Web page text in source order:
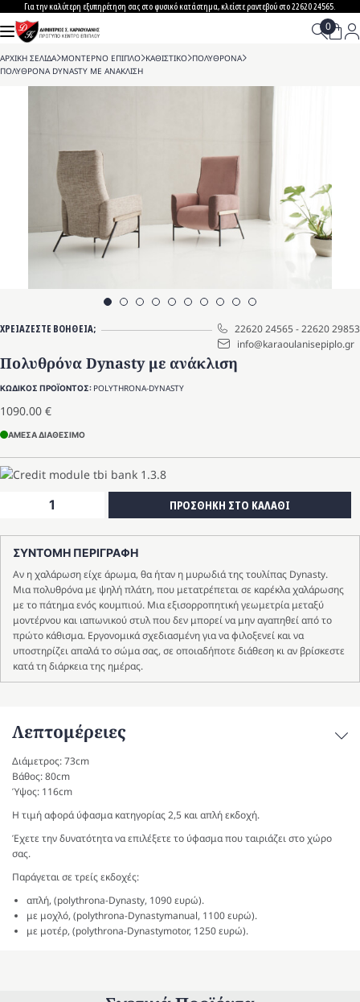
to
content
Για την καλύτερη εξυπηρέτηση σας στο φυσικό κατάστημα, κλείστε ραντεβού στο 22620 24565.
ΑΡΧΙΚΗ ΣΕΛΙΔΑ>ΜΟΝΤΕΡΝΟ ΕΠΙΠΛΟ>ΚΑΘΙΣΤΙΚΟ>ΠΟΛΥΘΡΟΝΑ>
ΠΟΛΥΘΡΟΝΑ DYNASTY ΜΕ ΑΝΑΚΛΙΣΗ
ΧΡΕΙΑΖΕΣΤΕ ΒΟΗΘΕΙΑ; 22620 24565-22620 29853
info@karaoulanisepiplo.gr
Πολυθρόνα Dynasty με ανάκλιση
ΚΩΔΙΚΟΣ ΠΡΟΪΟΝΤΟΣ: POLYTHRONA-DYNASTY
1090.00 €
ΑΜΕΣΑ ΔΙΑΘΕΣΙΜΟ
Πολυθρόνα
με
ανάκλιση
ποσότητα
ΠΡΟΣΘΗΚΗ ΣΤΟ ΚΑΛΑΘΙ
ΣΥΝΤΟΜΗ ΠΕΡΙΓΡΑΦΗ
Αν η χαλάρωση είχε άρωμα, θα ήταν η μυρωδιά της τουλίπας Dynasty.
Μια πολυθρόνα με ψηλή πλάτη, που μετατρέπεται σε καρέκλα χαλάρωσης
με το πάτημα ενός κουμπιού. Μια εξισορροπητική γεωμετρία μεταξύ
μοντέρνου και ιαπωνικού στυλ που δεν μπορεί να μην αγαπηθεί από το
πρώτο κάθισμα. Εργονομικά σχεδιασμένη για να φιλοξενεί και να
υποστηρίζει απαλά το σώμα σας, σε οποιαδήποτε διάθεση κι αν βρίσκεστε
κατά τη διάρκεια της ημέρας.
Λεπτομέρειες
Διάμετρος: 73cm
Βάθος: 80cm
Ύψος: 116cm
Η τιμή αφορά ύφασμα κατηγορίας 2,5 και απλή εκδοχή.
Έχετε την δυνατότητα να επιλέξετε το ύφασμα που ταιριάζει στο χώρο
σας.
Παράγεται σε τρείς εκδοχές:
απλή, (polythrona-Dynasty, 1090 ευρώ).
με μοχλό, (polythrona-Dynastymanual, 1100 ευρώ).
με μοτέρ, (polythrona-Dynastymotor, 1250 ευρώ).